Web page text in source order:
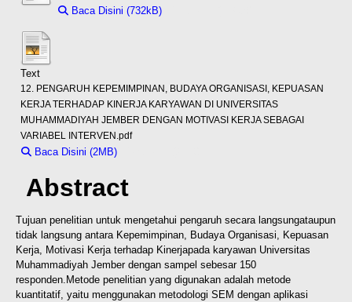
Baca Disini (732kB)
Text
12. PENGARUH KEPEMIMPINAN, BUDAYA ORGANISASI, KEPUASAN
KERJA TERHADAP KINERJA KARYAWAN DI UNIVERSITAS
MUHAMMADIYAH JEMBER DENGAN MOTIVASI KERJA SEBAGAI
VARIABEL INTERVEN.pdf
Baca Disini (2MB)
Abstract
Tujuan penelitian untuk mengetahui pengaruh secara langsungataupun
tidak langsung antara Kepemimpinan, Budaya Organisasi, Kepuasan
Kerja, Motivasi Kerja terhadap Kinerjapada karyawan Universitas
Muhammadiyah Jember dengan sampel sebesar 150
responden.Metode penelitian yang digunakan adalah metode
kuantitatif, yaitu menggunakan metodologi SEM dengan aplikasi